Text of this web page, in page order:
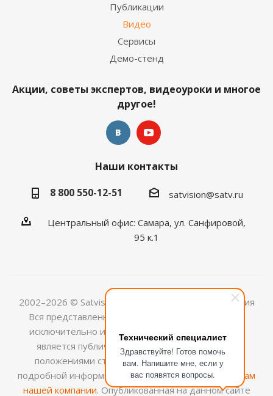
Технический специалист
Здравствуйте! Готов помочь
вам. Напишите мне, если у
вас появятся вопросы.
Публикации
Видео
Сервисы
Демо-стенд
Акции, советы экспертов, видеоуроки и многое
другое!
Наши контакты
8 800 550-12-51
satvision@satv.ru
Центральный офис: Самара, ул. Санфировой,
95 к.1
2002–2026 © Satvision — системы видеонаблюдения
Вся представленная на сайте информация носит
исключительно информационный характер и не
является публичной офертой, определяемой
положениями ст.437 (2) ГК РФ. Для получения
подробной информации обращайтесь кменеджерам
нашей компании. Опубликованная на данном сайте